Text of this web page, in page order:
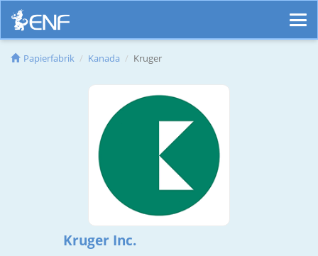
Papierfabrik Kanada Kruger
Kruger Inc.